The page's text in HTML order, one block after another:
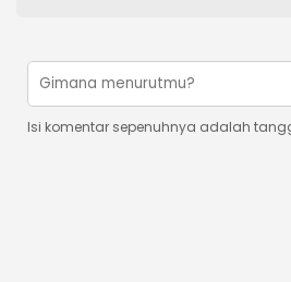
Isi komentar sepenuhnya adalah